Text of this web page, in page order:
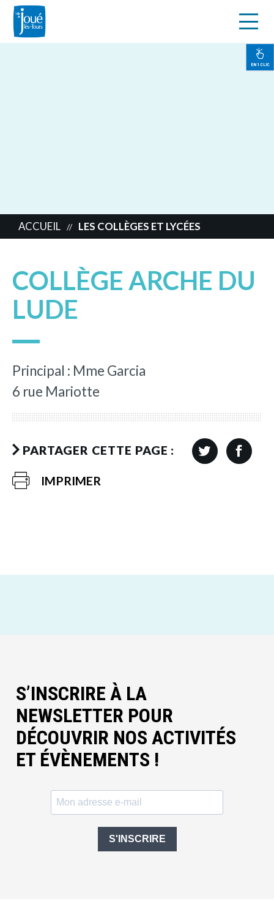
EN 1 CLIC
ACCUEIL // LES COLLÈGES ET LYCÉES
COLLÈGE ARCHE DU
LUDE
Principal : Mme Garcia
6 rue Mariotte
PARTAGER CETTE PAGE :
IMPRIMER
S’INSCRIRE À LA
NEWSLETTER POUR
DÉCOUVRIR NOS ACTIVITÉS
ET ÉVÈNEMENTS !
S'INSCRIRE